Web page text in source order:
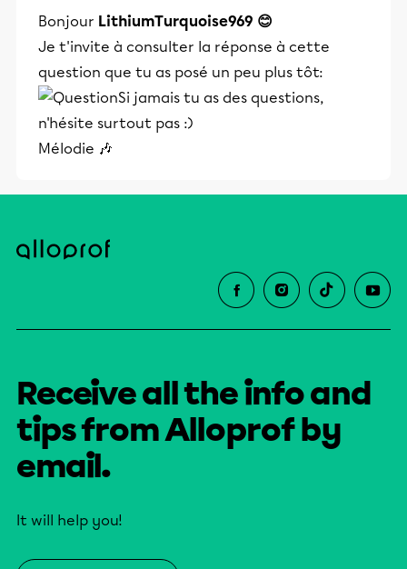
Bonjour LithiumTurquoise969 😊
Je t'invite à consulter la réponse à cette
question que tu as posé un peu plus tôt:
Si jamais tu as des questions,
n'hésite surtout pas :)
Mélodie 🎶
Receive all the info and
tips from Alloprof by
email.
It will help you!